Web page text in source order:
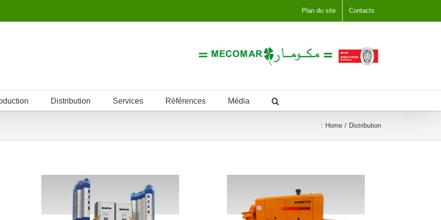
Plan du site Contacts
Distribution Services Références Média
: Home Distribution
Centrales à Béton Pompe de remorque à béton